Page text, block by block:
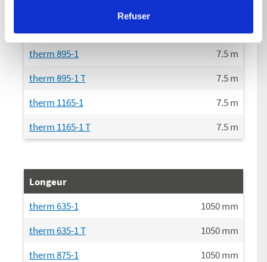
Refuser
therm 895-1
7.5m
therm 895-1 T
7.5m
therm 1165-1
7.5m
therm 1165-1 T
7.5m
Longeur
therm 635-1
1050mm
therm 635-1 T
1050mm
therm 875-1
1050mm